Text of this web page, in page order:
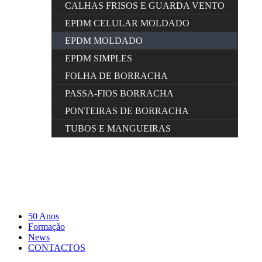
CALHAS FRISOS E GUARDA VENTO
EPDM CELULAR MOLDADO
EPDM MOLDADO
EPDM SIMPLES
FOLHA DE BORRACHA
PASSA-FIOS BORRACHA
PONTEIRAS DE BORRACHA
TUBOS E MANGUEIRAS
50 Anos
Formação
News
CONTACTOS